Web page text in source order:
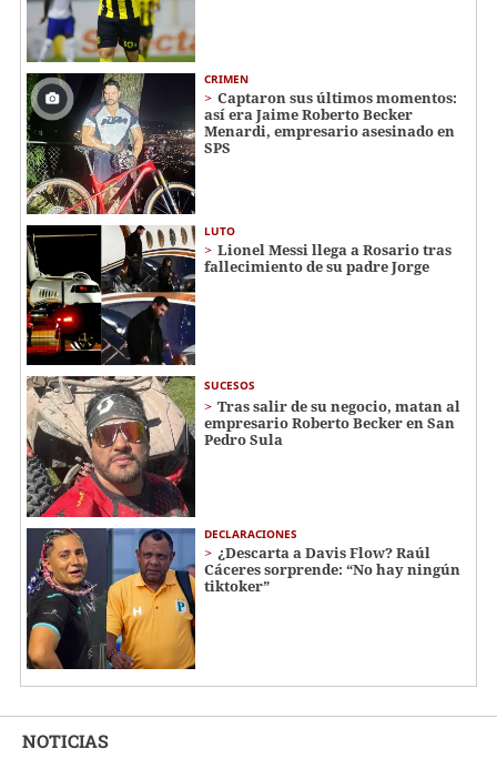
CRIMEN
Captaron sus últimos momentos:
así era Jaime Roberto Becker
Menardi​​​, empresario asesinado en
SPS
LUTO
Lionel Messi llega a Rosario tras
fallecimiento de su padre Jorge
SUCESOS
Tras salir de su negocio, matan al
empresario Roberto Becker en San
Pedro Sula
DECLARACIONES
¿Descarta a Davis Flow? Raúl
Cáceres sorprende: “No hay ningún
tiktoker”
NOTICIAS